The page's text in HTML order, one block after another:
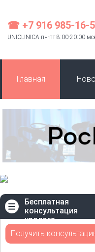
☎ +7 916 985-16-
UNICLINICA пн-пт 8:00-20:00
Главная
Бесплатная
консультация
уролога
Получить